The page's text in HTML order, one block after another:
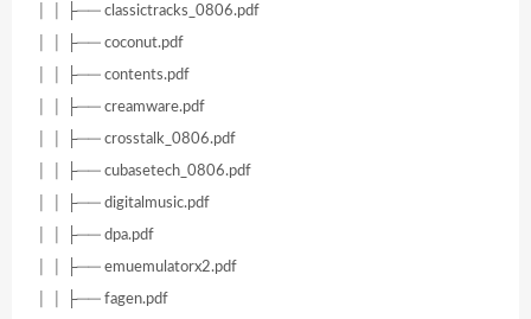
│ │ ├── classictracks_0806.pdf
│ │ ├── coconut.pdf
│ │ ├── contents.pdf
│ │ ├── creamware.pdf
│ │ ├── crosstalk_0806.pdf
│ │ ├── cubasetech_0806.pdf
│ │ ├── digitalmusic.pdf
│ │ ├── dpa.pdf
│ │ ├── emuemulatorx2.pdf
│ │ ├── fagen.pdf